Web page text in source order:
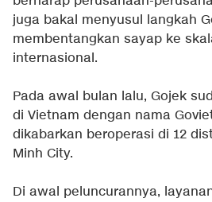
juga bakal menyusul langkah
membentangkan sayap ke
internasional.
Pada awal bulan lalu, Gojek
di Vietnam dengan nama
dikabarkan beroperasi di 12
Minh City.
Di awal peluncurannya,